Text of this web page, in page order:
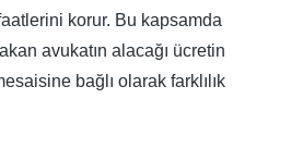
korur. Bu kapsamda
avukatın alacağı ücretin
bağlı olarak farklılık